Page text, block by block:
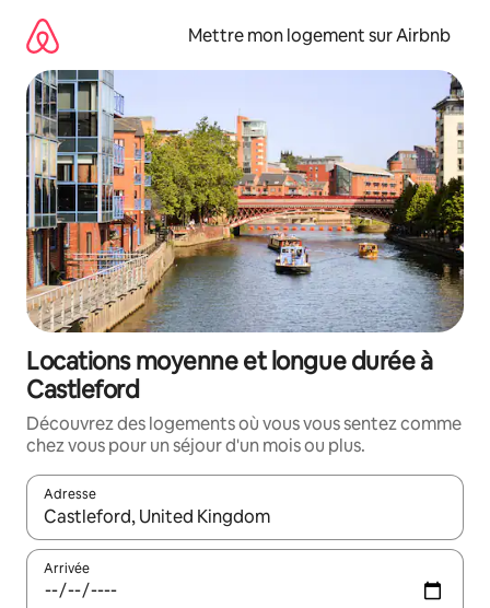
directement
contenu
Mettre mon logement sur Airbnb
Locations moyenne et longue durée à
Castleford
Découvrez des logements où vous vous sentez comme
chez vous pour un séjour d'un mois ou plus.
Adresse
Lorsque les résultats s'affichent, utilisez les flèches vers le
Arrivée